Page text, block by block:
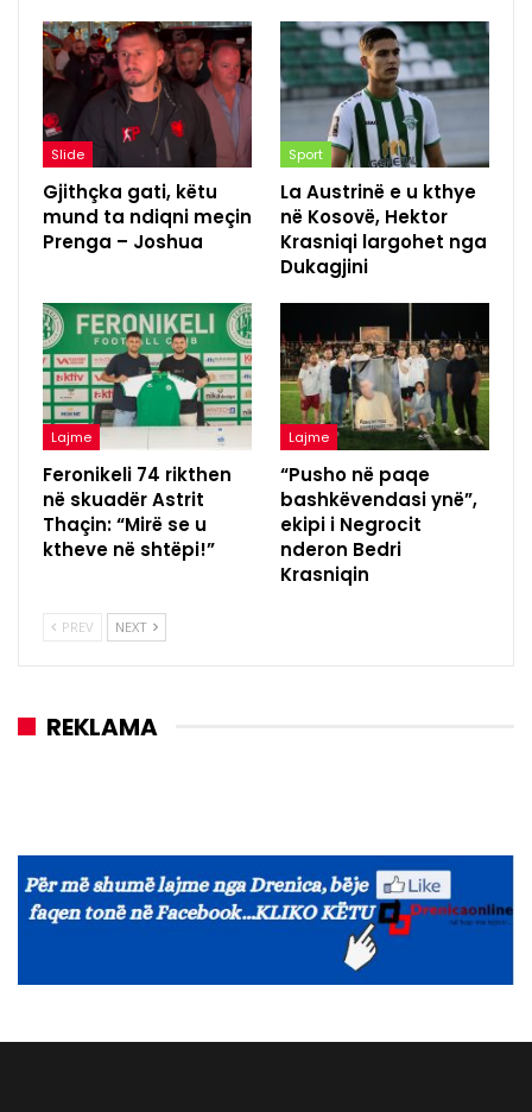
Slide
Gjithçka gati, këtu
mund ta ndiqni meçin
Prenga – Joshua
Sport
La Austrinë e u kthye
në Kosovë, Hektor
Krasniqi largohet nga
Dukagjini
Lajme
Feronikeli 74 rikthen
në skuadër Astrit
Thaçin: “Mirë se u
ktheve në shtëpi!”
Lajme
“Pusho në paqe
bashkëvendasi ynë”,
ekipi i Negrocit
nderon Bedri
Krasniqin
PREV NEXT
REKLAMA